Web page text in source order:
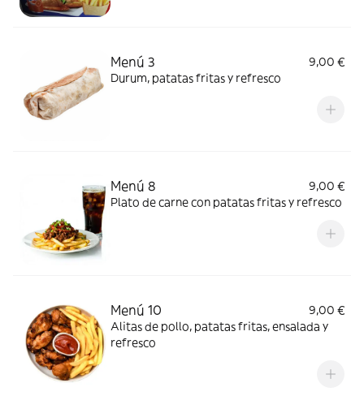
Menú 3
9,00 €
Durum, patatas fritas y refresco
Menú 8
9,00 €
Plato de carne con patatas fritas y refresco
Menú 10
9,00 €
Alitas de pollo, patatas fritas, ensalada y
refresco